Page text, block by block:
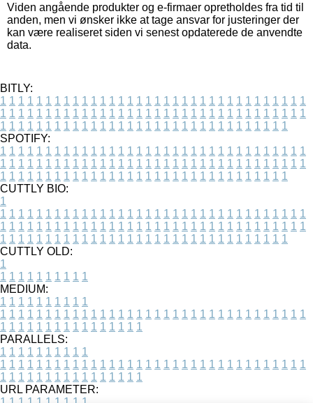
Viden angående produkter og e-firmaer opretholdes fra tid til
anden, men vi ønsker ikke at tage ansvar for justeringer der
kan være realiseret siden vi senest opdaterede de anvendte
data.
BITLY:
1 1 1 1 1 1 1 1 1 1 1 1 1 1 1 1 1 1 1 1 1 1 1 1 1 1 1 1 1 1 1 1 1 1
1 1 1 1 1 1 1 1 1 1 1 1 1 1 1 1 1 1 1 1 1 1 1 1 1 1 1 1 1 1 1 1 1 1
1 1 1 1 1 1 1 1 1 1 1 1 1 1 1 1 1 1 1 1 1 1 1 1 1 1 1 1 1 1 1 1
SPOTIFY:
1 1 1 1 1 1 1 1 1 1 1 1 1 1 1 1 1 1 1 1 1 1 1 1 1 1 1 1 1 1 1 1 1 1
1 1 1 1 1 1 1 1 1 1 1 1 1 1 1 1 1 1 1 1 1 1 1 1 1 1 1 1 1 1 1 1 1 1
1 1 1 1 1 1 1 1 1 1 1 1 1 1 1 1 1 1 1 1 1 1 1 1 1 1 1 1 1 1 1 1
CUTTLY BIO:
1
1 1 1 1 1 1 1 1 1 1 1 1 1 1 1 1 1 1 1 1 1 1 1 1 1 1 1 1 1 1 1 1 1 1
1 1 1 1 1 1 1 1 1 1 1 1 1 1 1 1 1 1 1 1 1 1 1 1 1 1 1 1 1 1 1 1 1 1
1 1 1 1 1 1 1 1 1 1 1 1 1 1 1 1 1 1 1 1 1 1 1 1 1 1 1 1 1 1 1 1
CUTTLY OLD:
1
1 1 1 1 1 1 1 1 1 1
MEDIUM:
1 1 1 1 1 1 1 1 1 1
1 1 1 1 1 1 1 1 1 1 1 1 1 1 1 1 1 1 1 1 1 1 1 1 1 1 1 1 1 1 1 1 1 1
1 1 1 1 1 1 1 1 1 1 1 1 1 1 1 1
PARALLELS:
1 1 1 1 1 1 1 1 1 1
1 1 1 1 1 1 1 1 1 1 1 1 1 1 1 1 1 1 1 1 1 1 1 1 1 1 1 1 1 1 1 1 1 1
1 1 1 1 1 1 1 1 1 1 1 1 1 1 1 1
URL PARAMETER: